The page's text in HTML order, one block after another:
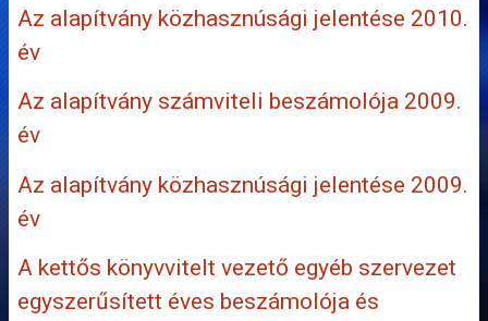
Az alapítvány közhasznúsági jelentése 2010.
év
Az alapítvány számviteli beszámolója 2009.
év
Az alapítvány közhasznúsági jelentése 2009.
év
A kettős könyvvitelt vezető egyéb szervezet
egyszerűsített éves beszámolója és